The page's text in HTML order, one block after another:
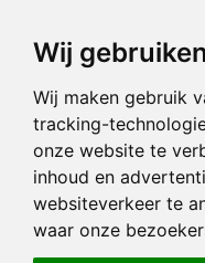
Wij
Wij maken gebruik
tracking-
onze website te
inhoud en
websiteverkeer te
waar onze
direct
hoofdinhoud